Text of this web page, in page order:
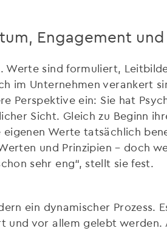
Engagement
sind formuliert,
im Unternehmen verankert
Perspektive ein: Sie hat
Sicht. Gleich zu Beginn
Werte tatsächlich
und Prinzipien – doch
sehr eng“, stellt sie fest.
ein dynamischer Prozess.
und vor allem gelebt werden.